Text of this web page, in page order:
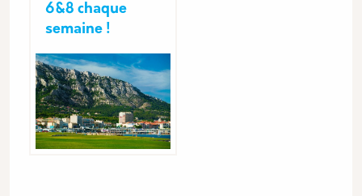
6&8 chaque
semaine !